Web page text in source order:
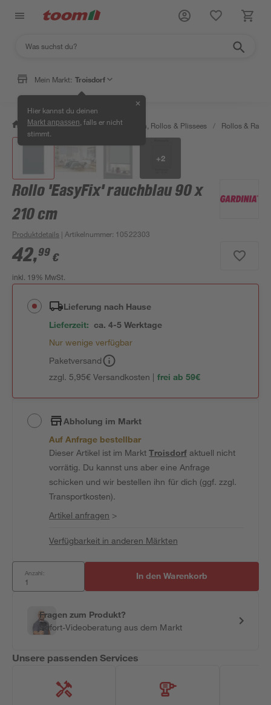
Mein Markt: Troisdorf
Hier kannst du deinen
Markt anpassen , falls er nicht
stimmt.
✕
/ Wohnen & Haushalt / Jalousien, Rollos & Plissees / Rollos &
+2
Rollo 'EasyFix' rauchblau 90 x
210 cm
Produktdetails | Artikelnummer: 10522303
42,99 €
inkl. 19% MwSt.
Lieferung nach Hause
Lieferzeit: ca. 4-5 Werktage
Nur wenige verfügbar
Paketversand
zzgl. 5,95€ Versandkosten | frei ab 59€
Abholung im Markt
Auf Anfrage bestellbar
Dieser Artikel ist im MarktTroisdorfaktuell nicht
vorrätig. Du kannst uns aber eine Anfrage
schicken und wir bestellen ihn für dich (ggf. zzgl.
Transportkosten).
Artikel anfragen >
Verfügbarkeit in anderen Märkten
Anzahl: In den Warenkorb
Fragen zum Produkt?
Sofort-Videoberatung aus dem Markt
Unsere passenden Services